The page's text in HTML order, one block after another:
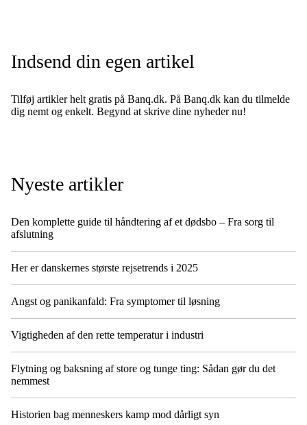
Indsend din egen artikel
Tilføj artikler helt gratis på Banq.dk. På Banq.dk kan du tilmelde
dig nemt og enkelt. Begynd at skrive dine nyheder nu!
Nyeste artikler
Den komplette guide til håndtering af et dødsbo – Fra sorg til
afslutning
Her er danskernes største rejsetrends i 2025
Angst og panikanfald: Fra symptomer til løsning
Vigtigheden af den rette temperatur i industri
Flytning og baksning af store og tunge ting: Sådan gør du det
nemmest
Historien bag menneskers kamp mod dårligt syn